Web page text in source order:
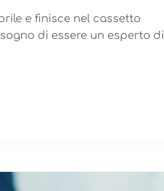
e finisce nel cassetto
di essere un esperto di